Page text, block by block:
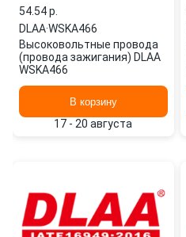
54.54 p.
DLAA·WSKA466
Высоковольтные провода
(провода зажигания) DLAA
WSKA466
В корзину
17 - 20 августа